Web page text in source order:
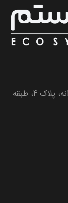
تهران، بزرگراه جلال آل احمد، خیابان پروانه، پلاک 4، طبقه